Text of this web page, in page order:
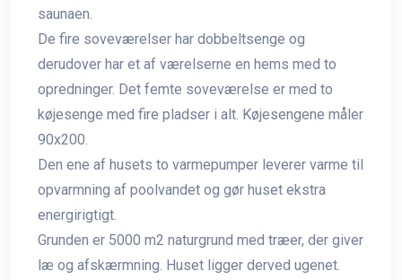
saunaen.
De fire soveværelser har dobbeltsenge og
derudover har et af værelserne en hems med to
opredninger. Det femte soveværelse er med to
køjesenge med fire pladser i alt. Køjesengene måler
90x200.
Den ene af husets to varmepumper leverer varme til
opvarmning af poolvandet og gør huset ekstra
energirigtigt.
Grunden er 5000 m2 naturgrund med træer, der giver
læ og afskærmning. Huset ligger derved ugenet.